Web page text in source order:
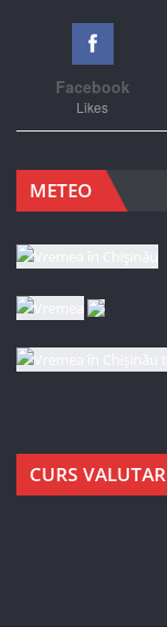
Facebook
Likes
METEO
CURS VALUTAR